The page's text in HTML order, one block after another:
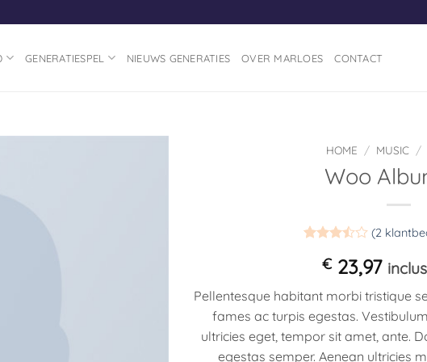
GENERATIESPEL NIEUWS GENERATIES OVER MARLOES CONTACT
HOME / MUSIC /
Woo
op
gebaseerd
opklant
waarderingen
(2
€23,97
Pellentesque habitant morbi tristique
fames ac turpis egestas.
ultricies eget, tempor sit amet, ante.
egestas semper. Aenean ultricies